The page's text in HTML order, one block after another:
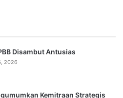
Disambut Antusias
2026
Kemitraan Strategis